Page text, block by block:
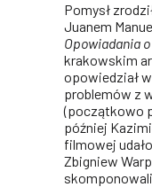
Pomysł
Juanem
Opowiadania
krakowskim
opowiedział
problemów z
(początkowo
później
filmowej
Zbigniew